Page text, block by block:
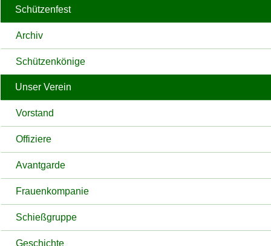
Schützenfest
Archiv
Schützenkönige
Unser Verein
Vorstand
Offiziere
Avantgarde
Frauenkompanie
Schießgruppe
Geschichte